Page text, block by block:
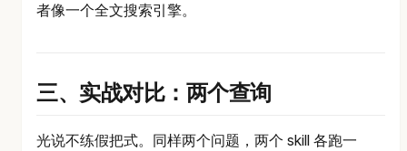
者像一个全文搜索引擎。
三、实战对比：两个查询
光说不练假把式。同样两个问题，两个 skill 各跑一